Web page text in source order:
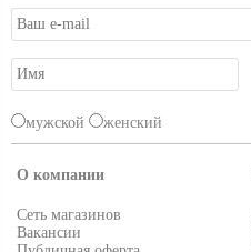
мужской женский
О компании
Сеть магазинов
Вакансии